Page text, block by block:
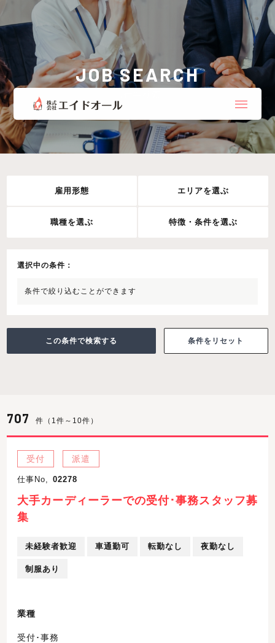
JOB SEARCH
雇用形態 エリアを選ぶ
職種を選ぶ 特徴・条件を選ぶ
選択中の条件：
条件で絞り込むことができます
条件をリセット
707 件（1件～10件）
受付 派遣
仕事No, 02278
大手カーディーラーでの受付･事務スタッフ募
集
未経験者歓迎 車通勤可 転勤なし 夜勤なし
制服あり
業種
受付･事務